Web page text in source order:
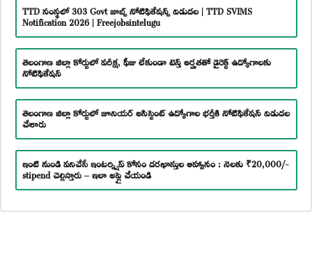
TTD సంస్థలో 303 Govt జాబ్స్ నోటిఫికేషన్స్ విడుదల | TTD SVIMS
Notification 2026 | Freejobsintelugu
తెలంగాణ జిల్లా కోర్టులో పరీక్ష, ఫీజు లేకుండా టెన్త్ అర్హతతో డైరెక్ట్ ఉద్యోగాలకు
నోటిఫికేషన్
తెలంగాణ జిల్లా కోర్టులో జూనియర్ అసిస్టెంట్ ఉద్యోగాల భర్తీకి నోటిఫికేషన్ విడుదల
చేశారు
ఇంటి నుండి పనిచేసే ఇంటర్న్షిప్ కోసం దరఖాస్తుల ఆహ్వానం : నెలకు ₹20,000/-
stipend చెల్లిస్తారు – ఇలా అప్లై చేయండి